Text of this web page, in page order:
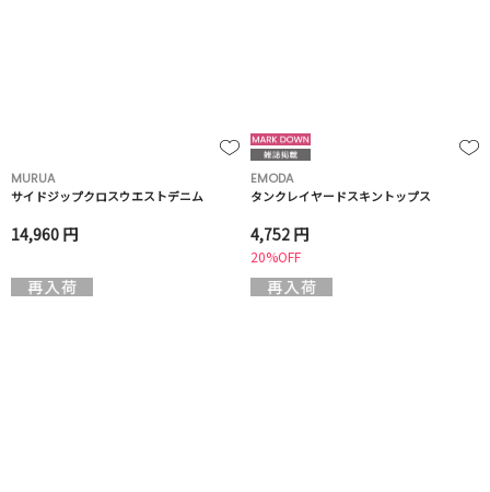
MURUA
サイドジップクロスウエストデニム
14,960 円
EMODA
タンクレイヤードスキントップス
4,752 円
20%OFF